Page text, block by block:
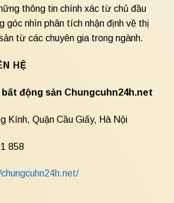
thông tin chính xác từ chủ đầu
góc nhìn phân tích nhận định về thị
từ các chuyên gia trong ngành.
HỆ
động sản Chungcuhn24h.net
Kính, Quận Cầu Giấy, Hà Nội
858